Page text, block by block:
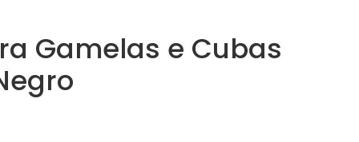
Gamelas e Cubas